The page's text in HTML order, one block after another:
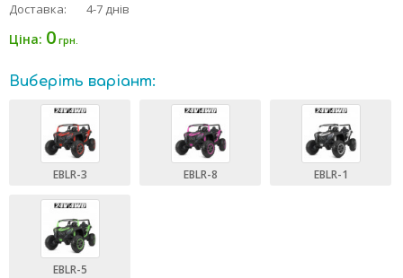
Доставка:
4-7 днів
Ціна: 0 грн.
Виберіть варіант:
EBLR-3 EBLR-8 EBLR-1
EBLR-5